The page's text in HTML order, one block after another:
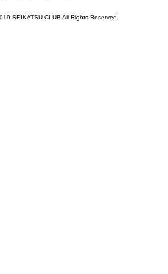
SEIKATSU-CLUB All Rights Reserved.